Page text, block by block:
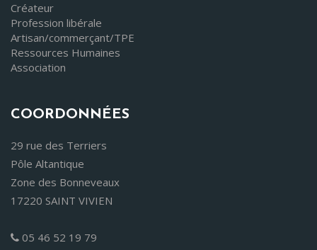
Créateur
Profession libérale
Artisan/commerçant/TPE
Ressources Humaines
Association
COORDONNÉES
29 rue des Terriers
Pôle Altantique
Zone des Bonneveaux
17220 SAINT VIVIEN
05 46 52 19 79